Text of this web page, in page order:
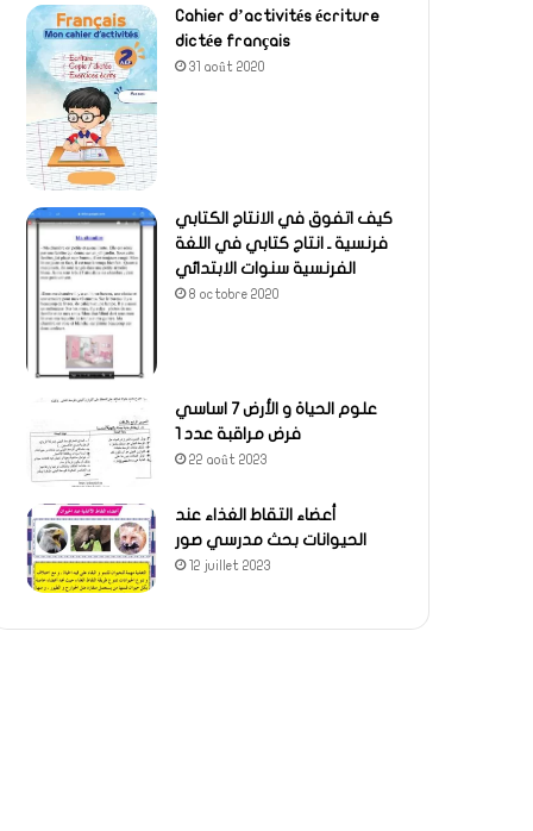
Cahier d’activités écriture
dictée français
31 août 2020
كيف اتفوق في الانتاج الكتابي
فرنسية ـ انتاج كتابي في اللغة
الفرنسية سنوات الابتدائي
8 octobre 2020
علوم الحياة و الأرض 7 اساسي
فرض مراقبة عدد 1
22 août 2023
أعضاء التقاط الغذاء عند
الحيوانات بحث مدرسي صور
12 juillet 2023